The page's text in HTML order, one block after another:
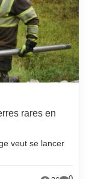
rares en
veut se lancer